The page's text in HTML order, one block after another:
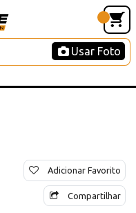
Usar Foto
Adicionar Favorito
Compartilhar